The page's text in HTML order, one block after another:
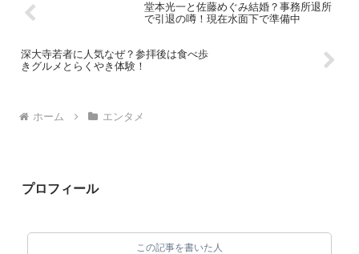
堂本光一と佐藤めぐみ結婚？事務所退所
で引退の噂！現在水面下で準備中
深大寺若者に人気なぜ？参拝後は食べ歩
きグルメとらくやき体験！
ホーム エンタメ
プロフィール
この記事を書いた人